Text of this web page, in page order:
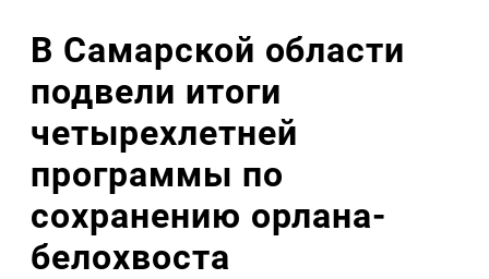
В Самарской области
подвели итоги
четырехлетней
программы по
сохранению орлана-
белохвоста